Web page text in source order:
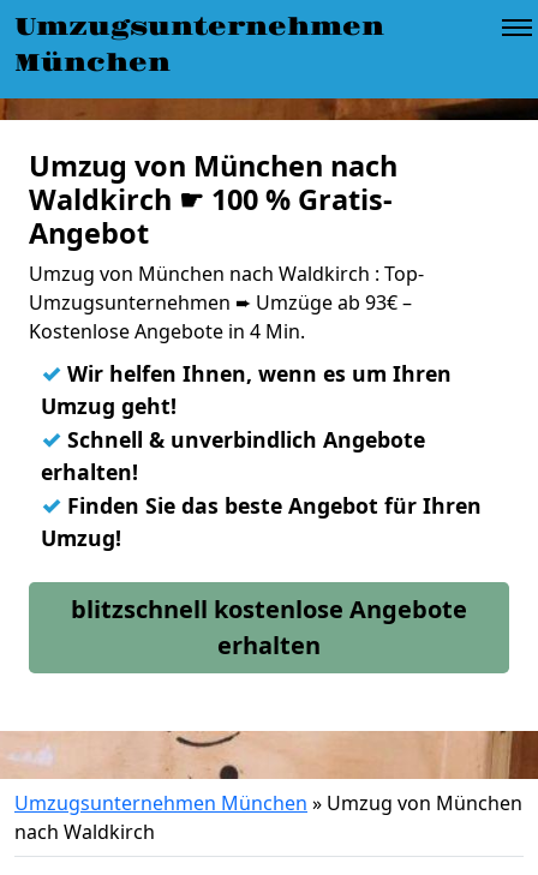
Umzugsunternehmen
München
Umzug von München nach
Waldkirch ☛ 100 % Gratis-
Angebot
Umzug von München nach Waldkirch : Top-
Umzugsunternehmen ➨ Umzüge ab 93€ –
Kostenlose Angebote in 4 Min.
✓ Wir helfen Ihnen, wenn es um Ihren
Umzug geht!
✓ Schnell & unverbindlich Angebote
erhalten!
✓ Finden Sie das beste Angebot für Ihren
Umzug!
blitzschnell kostenlose Angebote
erhalten
Umzugsunternehmen München » Umzug von München
nach Waldkirch